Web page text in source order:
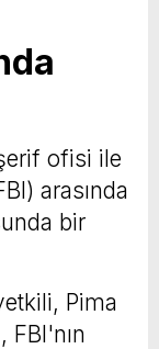
ofisi ile
arasında
bir
Pima